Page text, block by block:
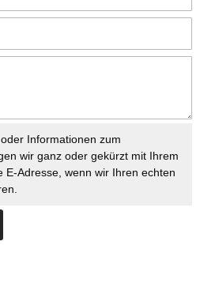
Informationen zum
wir ganz oder gekürzt mit Ihrem
E-Adresse, wenn wir Ihren echten